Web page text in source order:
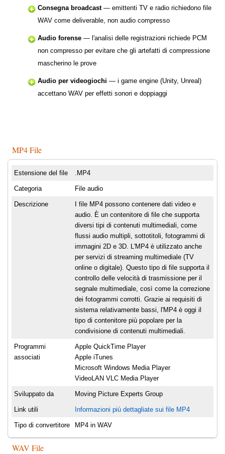
Consegna broadcast— emittenti TV e radio richiedono file
WAV come deliverable, non audio compresso
Audio forense — l'analisi delle registrazioni richiede PCM
non compresso per evitare che gli artefatti di compressione
mascherino le prove
Audio per videogiochi — i game engine (Unity, Unreal)
accettano WAV per effetti sonori e doppiaggi
MP4 File
Estensione del file .MP4
Categoria File audio
Descrizione
I file MP4 possono contenere dati video e
audio. È un contenitore di file che supporta
diversi tipi di contenuti multimediali, come
flussi audio multipli, sottotitoli, fotogrammi di
immagini 2D e 3D. L'MP4 è utilizzato anche
per servizi di streaming multimediale (TV
online o digitale). Questo tipo di file supporta il
controllo delle velocità di trasmissione per il
segnale multimediale, così come la correzione
dei fotogrammi corrotti. Grazie ai requisiti di
sistema relativamente bassi, l'MP4 è oggi il
tipo di contenitore più popolare per la
condivisione di contenuti multimediali.
Programmi
associati
Apple QuickTime Player
Apple iTunes
Microsoft Windows Media Player
VideoLAN VLC Media Player
Sviluppato da Moving Picture Experts Group
Link utili Informazioni più dettagliate sui file MP4
Tipo di convertitore MP4 in WAV
WAV File